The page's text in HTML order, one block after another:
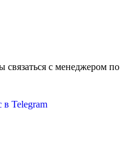
с менеджером по
в Telegram